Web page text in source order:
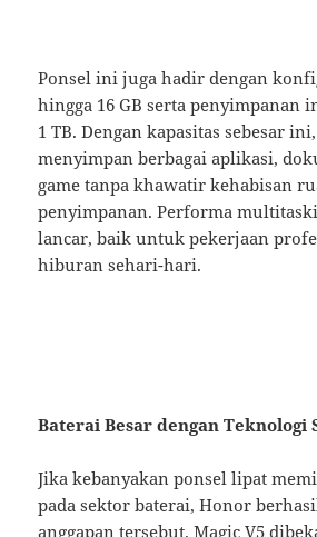
Ponsel ini juga hadir dengan
hingga 16 GB serta penyimpanan
1 TB. Dengan kapasitas sebesar
menyimpan berbagai aplikasi,
game tanpa khawatir kehabisan
penyimpanan. Performa
lancar, baik untuk pekerjaan
hiburan sehari-hari.
Baterai Besar dengan Teknologi
Jika kebanyakan ponsel lipat
pada sektor baterai, Honor
anggapan tersebut. Magic V5